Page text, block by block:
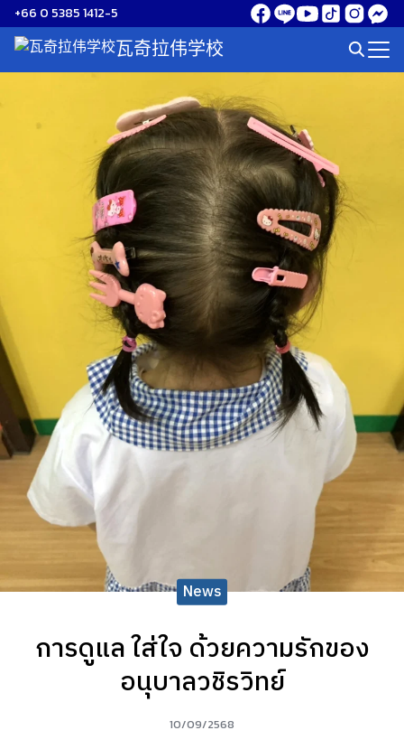
Skip
to
content
+66 0 5385 1412-5
瓦奇拉伟学校
Search
for:
News
การดูแล ใส่ใจ ด้วยความรักของ
อนุบาลวชิรวิทย์
10/09/2568